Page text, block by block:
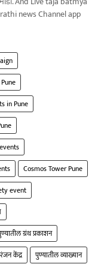
news Channel app
in Pune
Cosmos Tower Pune
event
ग्रंथ प्रकाशन
केंद्र
पुण्यातील व्याख्यान